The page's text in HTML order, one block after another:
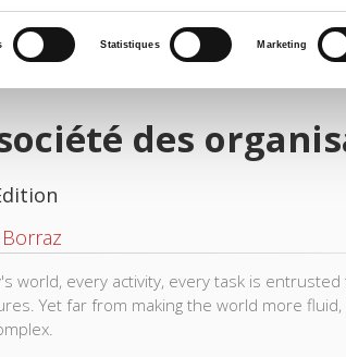
Statistiques Marketing
des
world, every activity, every task is
Yet far from making the world more